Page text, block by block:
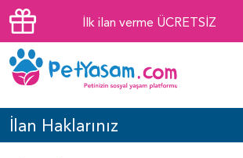
İlk ilan verme ÜCRETSİZ
İlan Haklarınız